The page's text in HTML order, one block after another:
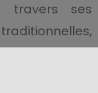
travers ses
», qui se